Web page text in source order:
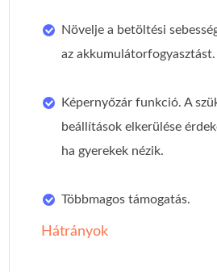
Növelje a betöltési
az akkumulátorfogyasztást.
Képernyőzár funkció. A
beállítások elkerülése
ha gyerekek nézik.
Többmagos támogatás.
Hátrányok